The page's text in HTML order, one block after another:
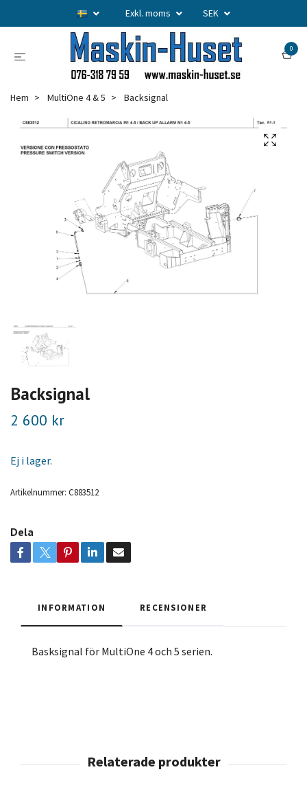
Exkl. moms SEK
0
Hem MultiOne 4 & 5 Backsignal
Backsignal
2 600 kr
Ej i lager.
Artikelnummer: C883512
Dela
INFORMATION RECENSIONER
Basksignal för MultiOne 4 och 5 serien.